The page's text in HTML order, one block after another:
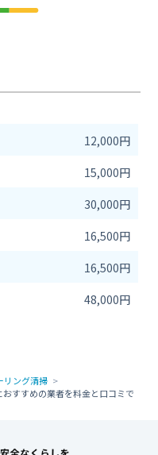
12,000円
15,000円
30,000円
16,500円
16,500円
48,000円
リング清掃
すすめの業者を料金と口コミで